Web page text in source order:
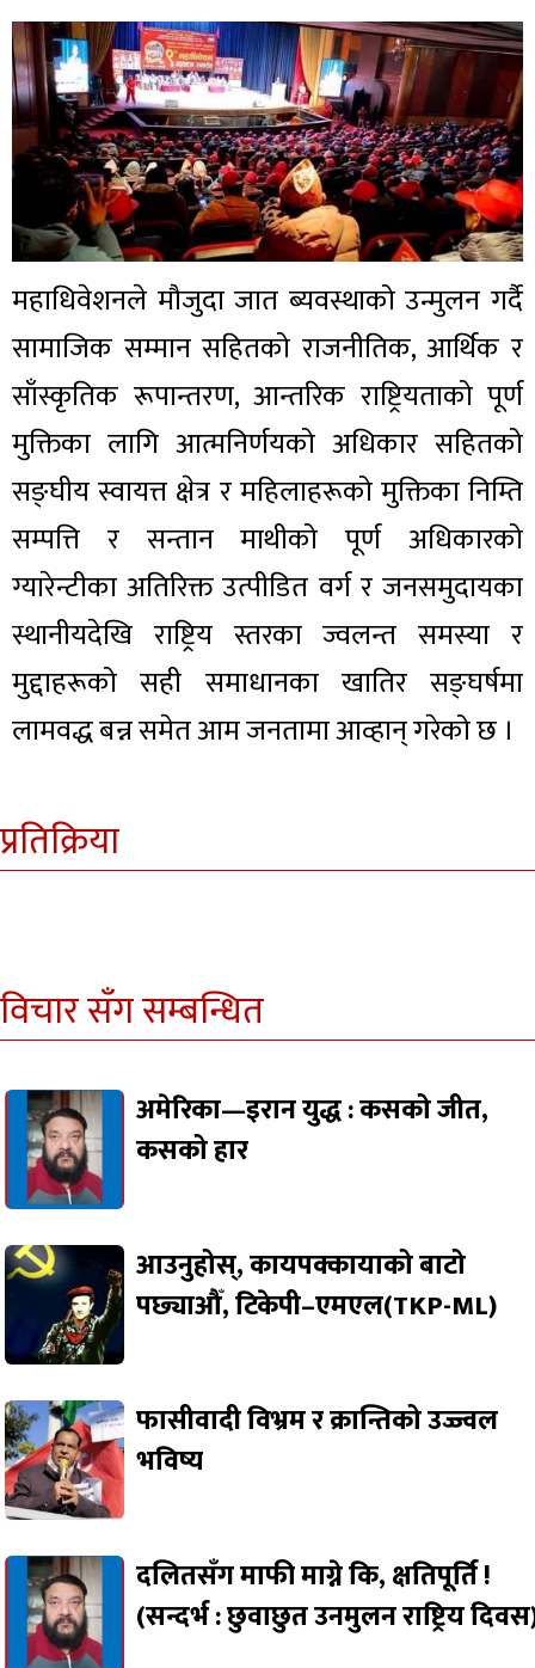
महाधिवेशनले मौजुदा जात ब्यवस्थाको उन्मुलन गर्दै
सामाजिक सम्मान सहितको राजनीतिक, आर्थिक र
साँस्कृतिक रूपान्तरण, आन्तरिक राष्ट्रियताको पूर्ण
मुक्तिका लागि आत्मनिर्णयको अधिकार सहितको
सङ्घीय स्वायत्त क्षेत्र र महिलाहरूको मुक्तिका निम्ति
सम्पत्ति र सन्तान माथीको पूर्ण अधिकारको
ग्यारेन्टीका अतिरिक्त उत्पीडित वर्ग र जनसमुदायका
स्थानीयदेखि राष्ट्रिय स्तरका ज्वलन्त समस्या र
मुद्दाहरूको सही समाधानका खातिर सङ्घर्षमा
लामवद्ध बन्न समेत आम जनतामा आव्हान् गरेको छ ।
प्रतिक्रिया
विचार सँग सम्बन्धित
अमेरिका—इरान युद्ध : कसको जीत,
कसको हार
आउनुहोस्, कायपक्कायाको बाटो
पछ्याऔँ, टिकेपी–एमएल(TKP-ML)
फासीवादी विभ्रम र क्रान्तिको उज्ज्वल
भविष्य
दलितसँग माफी माग्ने कि, क्षतिपूर्ति !
(सन्दर्भ : छुवाछुत उनमुलन राष्ट्रिय